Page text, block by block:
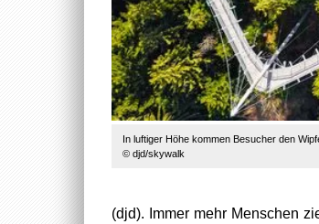
In luftiger Höhe kommen Besucher den
© djd/skywalk
(djd). Immer mehr Menschen